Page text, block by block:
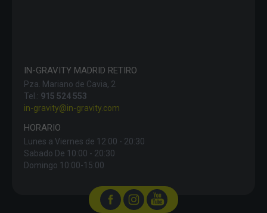
IN-GRAVITY MADRID RETIRO
Pza. Mariano de Cavia, 2
Tel.: 915 524 553
in-gravity@in-gravity.com
HORARIO
Lunes a Viernes de 12:00 - 20:30
Sabado De 10:00 - 20:30
Domingo 10:00-15:00